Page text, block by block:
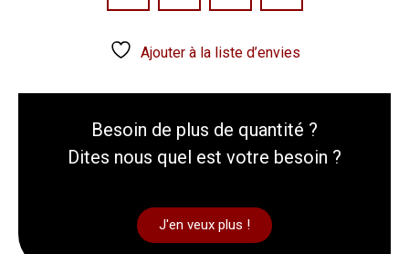
Ajouter à la liste d’envies
Besoin de plus de quantité ?
Dites nous quel est votre besoin ?
J'en veux plus !